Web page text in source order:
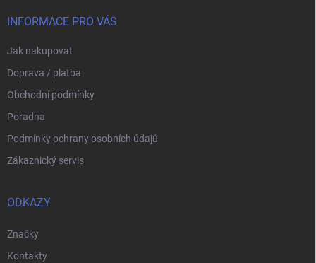
INFORMACE PRO VÁS
Jak nakupovat
Doprava / platba
Obchodní podmínky
Poradna
Podmínky ochrany osobních údajů
Zákaznický servis
ODKAZY
Značky
Kontakty